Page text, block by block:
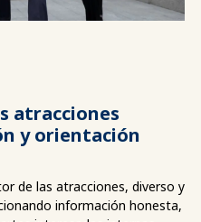
atracciones
y orientación
de las atracciones, diverso y
información honesta,